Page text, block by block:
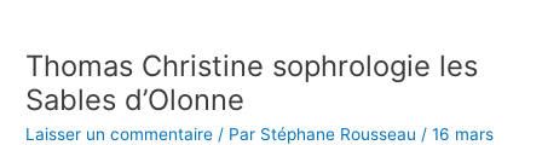
contenu
Thomas Christine sophrologie les
Sables d’Olonne
Laisser un commentaire / Par Stéphane Rousseau /16 mars